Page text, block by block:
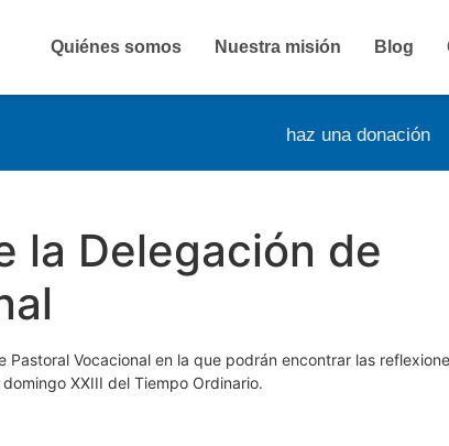
haz una donación
Quiénes somos Nuestra misión Blog
la Delegación de
Pastoral Vocacional en la que podrán encontrar las
XXIII del Tiempo Ordinario.